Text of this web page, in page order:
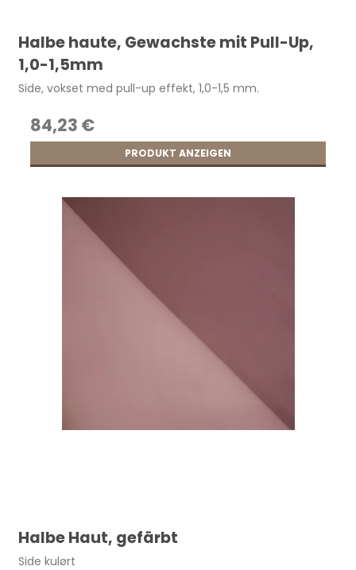
Halbe haute, Gewachste mit Pull-Up,
1,0-1,5mm
Side, vokset med pull-up effekt, 1,0-1,5 mm.
84,23 €
PRODUKT ANZEIGEN
Halbe Haut, gefärbt
Side kulørt